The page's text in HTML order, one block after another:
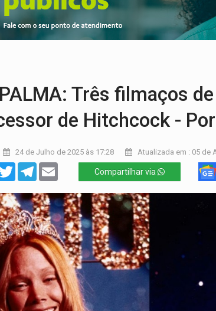
O CARDÁPIO:Veja essa receita de carne
AOS ESTUDANTES: Greve dos professores
Três filmaços
de Hitchcock -
24 de Julho de 2025 às 17:28 Atualizada em : 05 de
TwitterTelegram Compartilhar via